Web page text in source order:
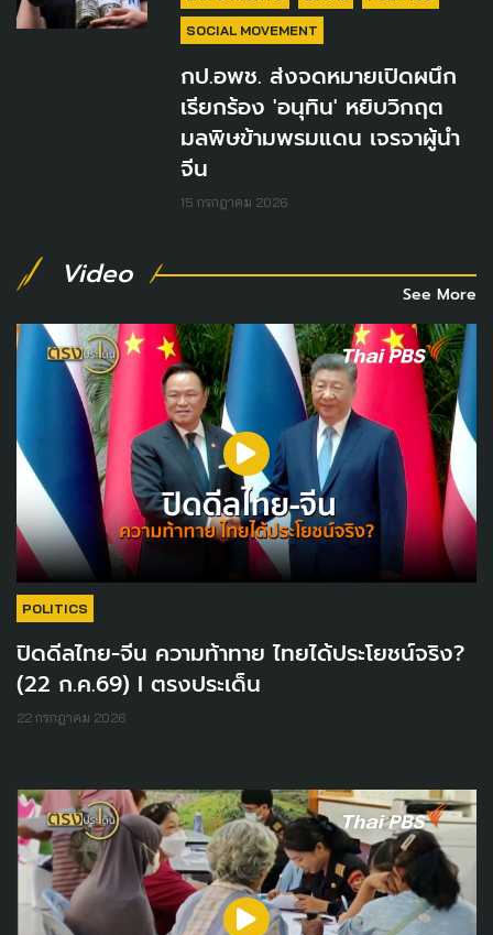
SOCIAL MOVEMENT
กป.อพช. ส่งจดหมายเปิดผนึก
เรียกร้อง 'อนุทิน' หยิบวิกฤต
มลพิษข้ามพรมแดน เจรจาผู้นำ
จีน
15 กรกฎาคม 2026
Video
See More
POLITICS
ปิดดีลไทย-จีน ความท้าทาย ไทยได้ประโยชน์จริง?
(22 ก.ค.69) I ตรงประเด็น
22 กรกฎาคม 2026